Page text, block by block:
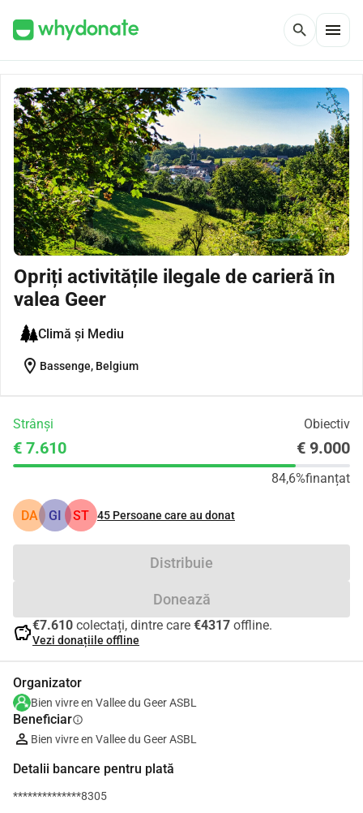
search menu
Opriți activitățile ilegale de carieră în
valea Geer
Climă și Mediu
location_on Bassenge, Belgium
Strânși Obiectiv
€ 7.610 € 9.000
84,6%finanțat
DA GI ST 45 Persoane care au donat
Distribuie
Donează
savings€7.610 colectați, dintre care €4317 offline.
Vezi donațiile offline
Organizator
Bien vivre en Vallee du Geer ASBL
Beneficiarinfo
Bien vivre en Vallee du Geer ASBL
Detalii bancare pentru plată
**************8305